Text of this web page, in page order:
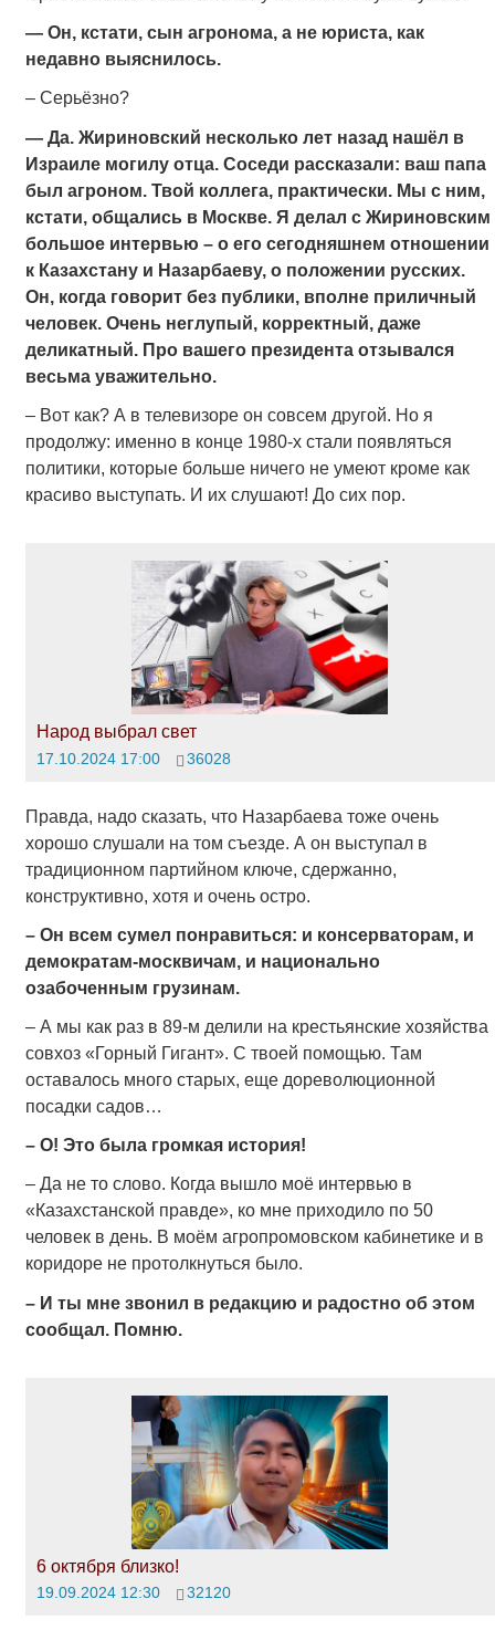
— Он, кстати, сын агронома, а не юриста, как
недавно выяснилось.
– Серьёзно?
— Да. Жириновский несколько лет назад нашёл в
Израиле могилу отца. Соседи рассказали: ваш папа
был агроном. Твой коллега, практически. Мы с ним,
кстати, общались в Москве. Я делал с Жириновским
большое интервью – о его сегодняшнем отношении
к Казахстану и Назарбаеву, о положении русских.
Он, когда говорит без публики, вполне приличный
человек. Очень неглупый, корректный, даже
деликатный. Про вашего президента отзывался
весьма уважительно.
– Вот как? А в телевизоре он совсем другой. Но я
продолжу: именно в конце 1980-х стали появляться
политики, которые больше ничего не умеют кроме как
красиво выступать. И их слушают! До сих пор.
Народ выбрал свет
17.10.2024 17:00 36028
Правда, надо сказать, что Назарбаева тоже очень
хорошо слушали на том съезде. А он выступал в
традиционном партийном ключе, сдержанно,
конструктивно, хотя и очень остро.
– Он всем сумел понравиться: и консерваторам, и
демократам-москвичам, и национально
озабоченным грузинам.
– А мы как раз в 89-м делили на крестьянские хозяйства
совхоз «Горный Гигант». С твоей помощью. Там
оставалось много старых, еще дореволюционной
посадки садов…
– О! Это была громкая история!
– Да не то слово. Когда вышло моё интервью в
«Казахстанской правде», ко мне приходило по 50
человек в день. В моём агропромовском кабинетике и в
коридоре не протолкнуться было.
– И ты мне звонил в редакцию и радостно об этом
сообщал. Помню.
6 октября близко!
19.09.2024 12:30 32120